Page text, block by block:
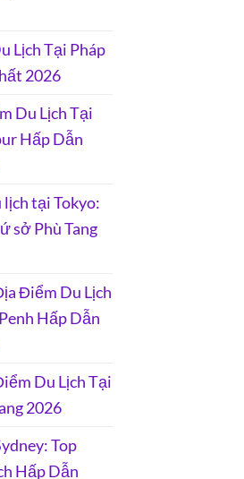
Lịch Tại Pháp
2026
Du Lịch Tại
Hấp Dẫn
tại Tokyo:
sở Phù Tang
Điểm Du Lịch
Hấp Dẫn
Du Lịch Tại
2026
Top
Hấp Dẫn